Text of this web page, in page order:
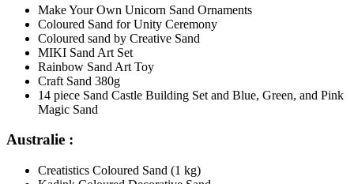
Make Your Own Unicorn Sand Ornaments
Coloured Sand for Unity Ceremony
Coloured sand by Creative Sand
MIKI Sand Art Set
Rainbow Sand Art Toy
Craft Sand 380g
14 piece Sand Castle Building Set and Blue, Green, and Pink
Magic Sand
Australie :
Creatistics Coloured Sand (1 kg)